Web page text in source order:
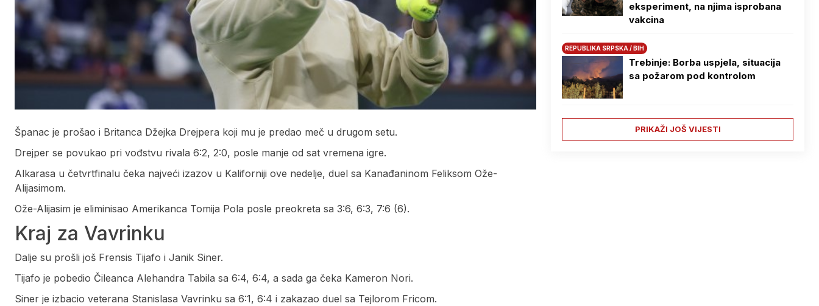
Španac je prošao i Britanca Džejka Drejpera koji mu je predao meč u drugom setu.
Drejper se povukao pri vođstvu rivala 6:2, 2:0, posle manje od sat vremena igre.
Alkarasa u četvrtfinalu čeka najveći izazov u Kaliforniji ove nedelje, duel sa Kanađaninom Feliksom Ože-
Alijasimom.
Ože-Alijasim je eliminisao Amerikanca Tomija Pola posle preokreta sa 3:6, 6:3, 7:6 (6).
Kraj za Vavrinku
Dalje su prošli još Frensis Tijafo i Janik Siner.
Tijafo je pobedio Čileanca Alehandra Tabila sa 6:4, 6:4, a sada ga čeka Kameron Nori.
Siner je izbacio veterana Stanislasa Vavrinku sa 6:1, 6:4 i zakazao duel sa Tejlorom Fricom.
eksperiment, na njima isprobana
vakcina
REPUBLIKA SRPSKA / BIH
Trebinje: Borba uspjela, situacija
sa požarom pod kontrolom
PRIKAŽI JOŠ VIJESTI